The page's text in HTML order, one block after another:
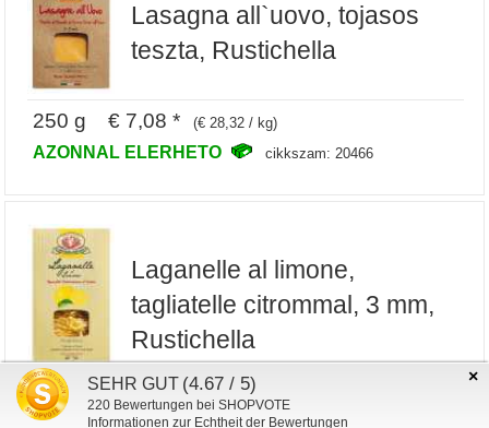
Lasagna all`uovo, tojasos
teszta, Rustichella
250 g € 7,08 * (€ 28,32 / kg)
AZONNAL ELERHETO cikkszam: 20466
Laganelle al limone,
tagliatelle citrommal, 3 mm,
Rustichella
250 g € 8,37 * (€ 33,48 / kg)
×
SEHR GUT (4.67 / 5)
220 Bewertungen bei SHOPVOTE
Informationen zur Echtheit der Bewertungen